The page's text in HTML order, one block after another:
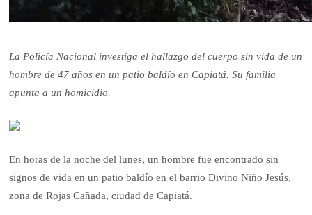
La Policía Nacional investiga el hallazgo del cuerpo sin vida de un
hombre de 47 años en un patio baldío en Capiatá. Su familia
apunta a un homicidio.
En horas de la noche del lunes, un hombre fue encontrado sin
signos de vida en un patio baldío en el barrio Divino Niño Jesús,
zona de Rojas Cañada, ciudad de Capiatá.